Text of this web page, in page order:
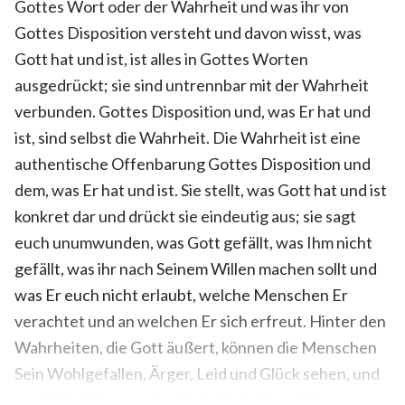
Gottes Wort oder der Wahrheit und was ihr von
Gottes Disposition versteht und davon wisst, was
Gott hat und ist, ist alles in Gottes Worten
ausgedrückt; sie sind untrennbar mit der Wahrheit
verbunden. Gottes Disposition und, was Er hat und
ist, sind selbst die Wahrheit. Die Wahrheit ist eine
authentische Offenbarung Gottes Disposition und
dem, was Er hat und ist. Sie stellt, was Gott hat und ist
konkret dar und drückt sie eindeutig aus; sie sagt
euch unumwunden, was Gott gefällt, was Ihm nicht
gefällt, was ihr nach Seinem Willen machen sollt und
was Er euch nicht erlaubt, welche Menschen Er
verachtet und an welchen Er sich erfreut. Hinter den
Wahrheiten, die Gott äußert, können die Menschen
Sein Wohlgefallen, Ärger, Leid und Glück sehen, und